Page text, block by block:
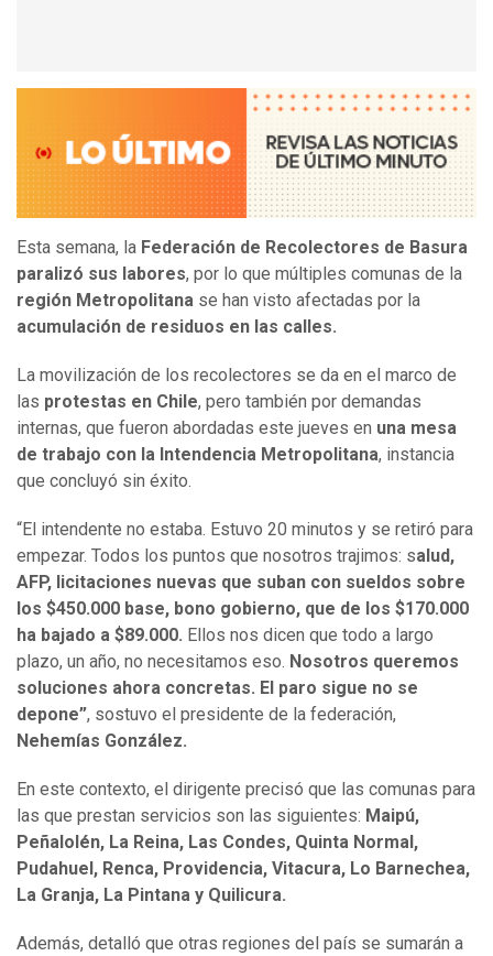
Esta semana, la Federación de Recolectores de Basura
paralizó sus labores, por lo que múltiples comunas de la
región Metropolitana se han visto afectadas por la
acumulación de residuos en las calles.
La movilización de los recolectores se da en el marco de
las protestas en Chile, pero también por demandas
internas, que fueron abordadas este jueves en una mesa
de trabajo con la Intendencia Metropolitana, instancia
que concluyó sin éxito.
“El intendente no estaba. Estuvo 20 minutos y se retiró para
empezar. Todos los puntos que nosotros trajimos: salud,
AFP, licitaciones nuevas que suban con sueldos sobre
los $450.000 base, bono gobierno, que de los $170.000
ha bajado a $89.000. Ellos nos dicen que todo a largo
plazo, un año, no necesitamos eso. Nosotros queremos
soluciones ahora concretas. El paro sigue no se
depone”, sostuvo el presidente de la federación,
Nehemías González.
En este contexto, el dirigente precisó que las comunas para
las que prestan servicios son las siguientes: Maipú,
Peñalolén, La Reina, Las Condes, Quinta Normal,
Pudahuel, Renca, Providencia, Vitacura, Lo Barnechea,
La Granja, La Pintana y Quilicura.
Además, detalló que otras regiones del país se sumarán a